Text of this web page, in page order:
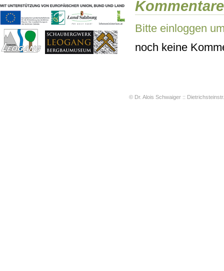
Kommentare
Bitte einloggen
noch keine
© Dr. Alois Schwaiger ::